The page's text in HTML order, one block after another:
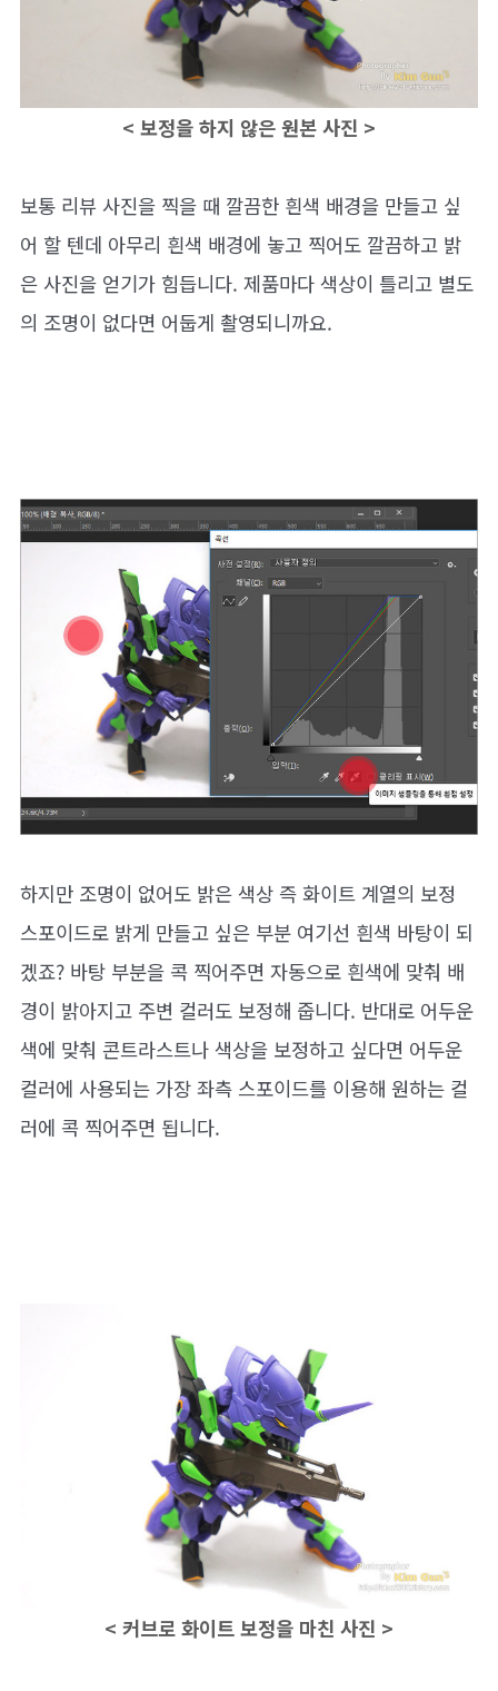
< 보정을 하지 않은 원본 사진 >
보통 리뷰 사진을 찍을 때 깔끔한 흰색 배경을 만들고 싶
어 할 텐데 아무리 흰색 배경에 놓고 찍어도 깔끔하고 밝
은 사진을 얻기가 힘듭니다. 제품마다 색상이 틀리고 별도
의 조명이 없다면 어둡게 촬영되니까요.
하지만 조명이 없어도 밝은 색상 즉 화이트 계열의 보정
스포이드로 밝게 만들고 싶은 부분 여기선 흰색 바탕이 되
겠죠? 바탕 부분을 콕 찍어주면 자동으로 흰색에 맞춰 배
경이 밝아지고 주변 컬러도 보정해 줍니다. 반대로 어두운
색에 맞춰 콘트라스트나 색상을 보정하고 싶다면 어두운
컬러에 사용되는 가장 좌측 스포이드를 이용해 원하는 컬
러에 콕 찍어주면 됩니다.
< 커브로 화이트 보정을 마친 사진 >